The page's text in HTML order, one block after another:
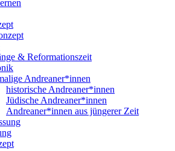
& Reformationszeit
Andreaner*innen
historische Andreaner*innen
Jüdische Andreaner*innen
Andreaner*innen aus jüngerer Zeit